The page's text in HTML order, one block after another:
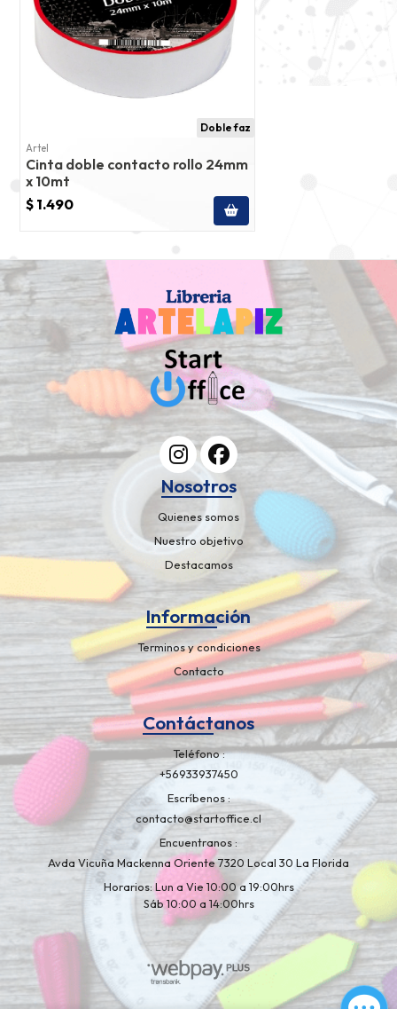
Doble faz
Artel
Cinta doble contacto rollo 24mm
x 10mt
$ 1.490
Nosotros
Quienes somos
Nuestro objetivo
Destacamos
Información
Terminos y condiciones
Contacto
Contáctanos
Teléfono
+56933937450
Escríbenos
contacto@startoffice.cl
Encuentranos
Avda Vicuña Mackenna Oriente 7320 Local 30 La Florida
Horarios: Lun a Vie 10:00 a 19:00hrs
Sáb 10:00 a 14:00hrs